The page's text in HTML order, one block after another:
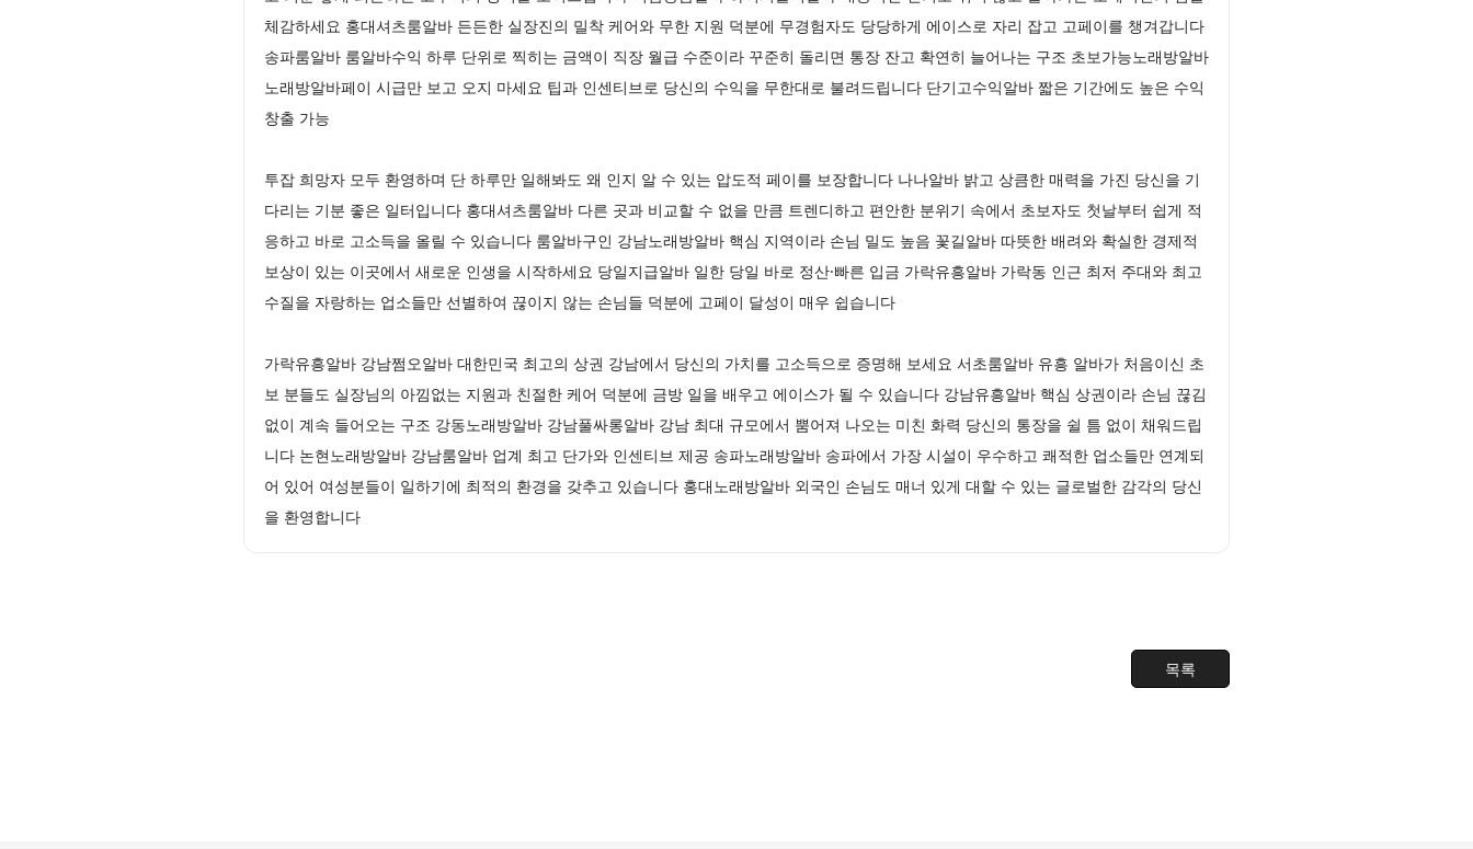
체감하세요 홍대셔츠룸알바 든든한 실장진의 밀착 케어와 무한 지원 덕분에 무경험자도 당당하게 에이스로 자리 잡고 고페이를 챙겨갑니다
송파룸알바 룸알바수익 하루 단위로 찍히는 금액이 직장 월급 수준이라 꾸준히 돌리면 통장 잔고 확연히 늘어나는 구조 초보가능노래방알바
노래방알바페이 시급만 보고 오지 마세요 팁과 인센티브로 당신의 수익을 무한대로 불려드립니다 단기고수익알바 짧은 기간에도 높은 수익
창출 가능
투잡 희망자 모두 환영하며 단 하루만 일해봐도 왜 인지 알 수 있는 압도적 페이를 보장합니다 나나알바 밝고 상큼한 매력을 가진 당신을 기
다리는 기분 좋은 일터입니다 홍대셔츠룸알바 다른 곳과 비교할 수 없을 만큼 트렌디하고 편안한 분위기 속에서 초보자도 첫날부터 쉽게 적
응하고 바로 고소득을 올릴 수 있습니다 룸알바구인 강남노래방알바 핵심 지역이라 손님 밀도 높음 꽃길알바 따뜻한 배려와 확실한 경제적
보상이 있는 이곳에서 새로운 인생을 시작하세요 당일지급알바 일한 당일 바로 정산·빠른 입금 가락유흥알바 가락동 인근 최저 주대와 최고
수질을 자랑하는 업소들만 선별하여 끊이지 않는 손님들 덕분에 고페이 달성이 매우 쉽습니다
가락유흥알바 강남쩜오알바 대한민국 최고의 상권 강남에서 당신의 가치를 고소득으로 증명해 보세요 서초룸알바 유흥 알바가 처음이신 초
보 분들도 실장님의 아낌없는 지원과 친절한 케어 덕분에 금방 일을 배우고 에이스가 될 수 있습니다 강남유흥알바 핵심 상권이라 손님 끊김
없이 계속 들어오는 구조 강동노래방알바 강남풀싸롱알바 강남 최대 규모에서 뿜어져 나오는 미친 화력 당신의 통장을 쉴 틈 없이 채워드립
니다 논현노래방알바 강남룸알바 업계 최고 단가와 인센티브 제공 송파노래방알바 송파에서 가장 시설이 우수하고 쾌적한 업소들만 연계되
어 있어 여성분들이 일하기에 최적의 환경을 갖추고 있습니다 홍대노래방알바 외국인 손님도 매너 있게 대할 수 있는 글로벌한 감각의 당신
을 환영합니다
목록